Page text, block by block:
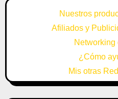
Nuestros
Afiliados y
Networking
¿Cómo
Mis otras